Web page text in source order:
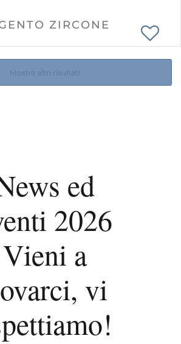
ZIRCONE
Mostra altri risultati
ed
2026
Vieni a
vi